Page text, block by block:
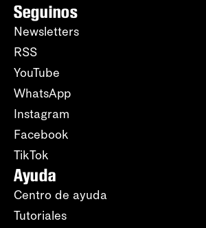
Seguinos
Newsletters
RSS
YouTube
WhatsApp
Instagram
Facebook
TikTok
Ayuda
Centro de ayuda
Tutoriales